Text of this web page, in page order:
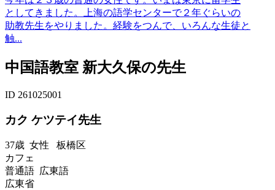
としてきました。上海の語学センターで２年ぐらいの
助教先生をやりました。経験をつんで、いろんな生徒と
触...
中国語教室 新大久保の先生
ID 261025001
カク ケツテイ先生
37歳 女性 板橋区
カフェ
普通語 広東語
広東省